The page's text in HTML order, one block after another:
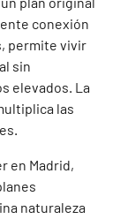
conexión
permite vivir
sin
elevados. La
las
en Madrid,
naturaleza